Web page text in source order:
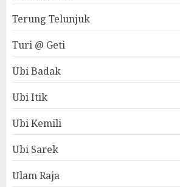
Terung Telunjuk
Turi @ Geti
Ubi Badak
Ubi Itik
Ubi Kemili
Ubi Sarek
Ulam Raja